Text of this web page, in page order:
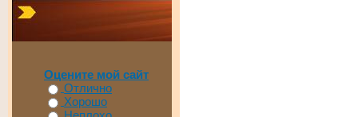
Оцените мой сайт
Отлично
Хорошо